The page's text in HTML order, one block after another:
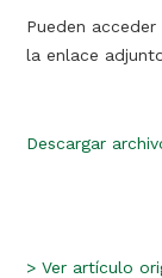
Pueden
la enlace
Descargar
> Ver artículo